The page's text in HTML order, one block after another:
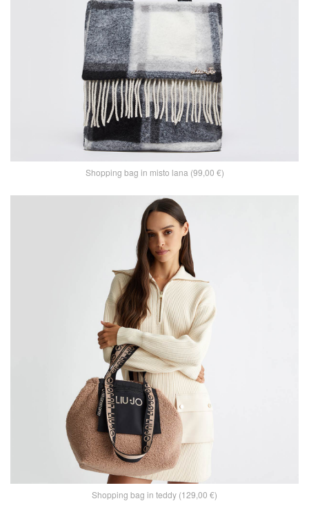
Shopping bag in misto lana (99,00 €)
Shopping bag in teddy (129,00 €)